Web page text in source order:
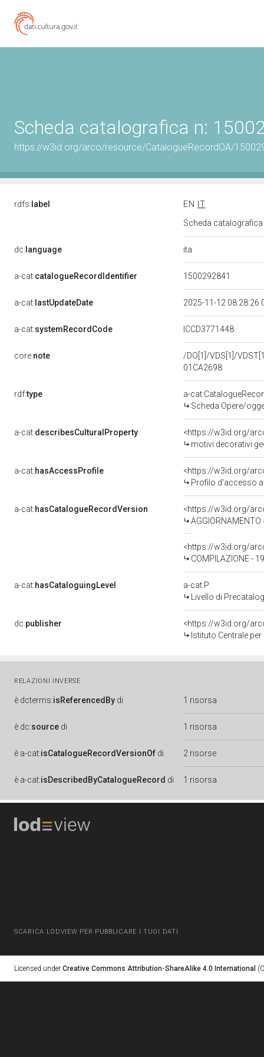
Scheda catalografica n:
https://w3id.org/arco/resource/CatalogueRecordOA/
rdfs: label EN
IT
Scheda
dc: language ita
a-cat:catalogueRecordIdentifier 1500292841
a-cat: lastUpdateDate 2025-11-12
a-cat:systemRecordCode ICCD3771448
core:note
/DO[1]/VDS[1]/
01CA2698
rdf:type
a-
Scheda Opere/
a-cat:describesCulturalProperty
<https://w3id.org/
motivi decorativi
a-cat:hasAccessProfile
<https://w3id.org/
Profilo d'accesso
a-cat:hasCatalogueRecordVersion
<https://w3id.org/
AGGIORNAMENTO
<https://w3id.org/
COMPILAZIONE -
a-cat:hasCataloguingLevel
a-cat:P
Livello di
dc:publisher
<https://w3id.org/
Istituto Centrale
RELAZIONI INVERSE
è dcterms:isReferencedBy di 1 risorsa
è dc:source di 1 risorsa
è a-cat:isCatalogueRecordVersionOf di 2 risorse
è a-cat:isDescribedByCatalogueRecord di 1 risorsa
SCARICA LODVIEW PER PUBBLICARE I TUOI DATI
Licensed under Creative Commons Attribution-ShareAlike 4.0 International